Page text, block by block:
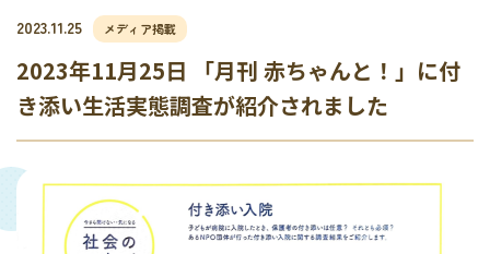
2023.11.25 メディア掲載
2023年11月25日 「月刊 赤ちゃんと！」に付
き添い生活実態調査が紹介されました